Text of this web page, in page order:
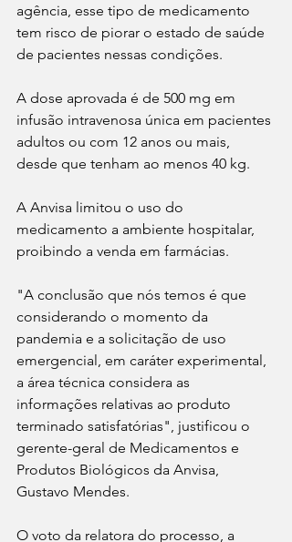
agência, esse tipo de medicamento
tem risco de piorar o estado de saúde
de pacientes nessas condições.
A dose aprovada é de 500 mg em
infusão intravenosa única em pacientes
adultos ou com 12 anos ou mais,
desde que tenham ao menos 40 kg.
A Anvisa limitou o uso do
medicamento a ambiente hospitalar,
proibindo a venda em farmácias.
"A conclusão que nós temos é que
considerando o momento da
pandemia e a solicitação de uso
emergencial, em caráter experimental,
a área técnica considera as
informações relativas ao produto
terminado satisfatórias", justificou o
gerente-geral de Medicamentos e
Produtos Biológicos da Anvisa,
Gustavo Mendes.
O voto da relatora do processo, a